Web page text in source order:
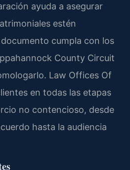
ayuda a asegurar
estén
cumpla con los
County Circuit
Law Offices Of
en todas las etapas
no contencioso, desde
hasta la audiencia